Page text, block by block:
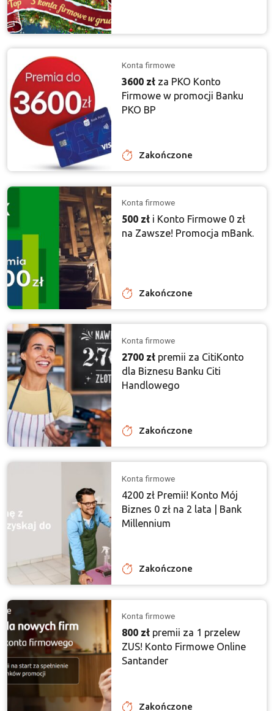
Konta firmowe
3600 zł za PKO Konto
Firmowe w promocji Banku
PKO BP
Zakończone
Konta firmowe
500 zł i Konto Firmowe 0 zł
na Zawsze! Promocja mBank.
Zakończone
Konta firmowe
2700 zł premii za CitiKonto
dla Biznesu Banku Citi
Handlowego
Zakończone
Konta firmowe
4200 zł Premii! Konto Mój
Biznes 0 zł na 2 lata | Bank
Millennium
Zakończone
Konta firmowe
800 zł premii za 1 przelew
ZUS! Konto Firmowe Online
Santander
Zakończone